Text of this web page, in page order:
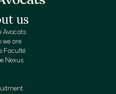
us
Avocats
we are
Faculté
Nexus